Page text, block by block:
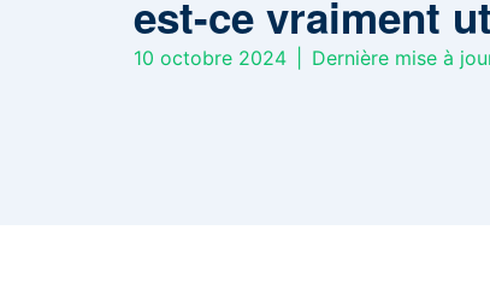
est-ce vraiment
10 octobre 2024 Dernière mise à